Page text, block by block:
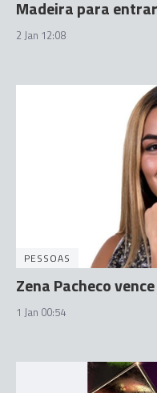
Madeira para
2 Jan 12:08
PESSOAS
Zena Pacheco
1 Jan 00:54